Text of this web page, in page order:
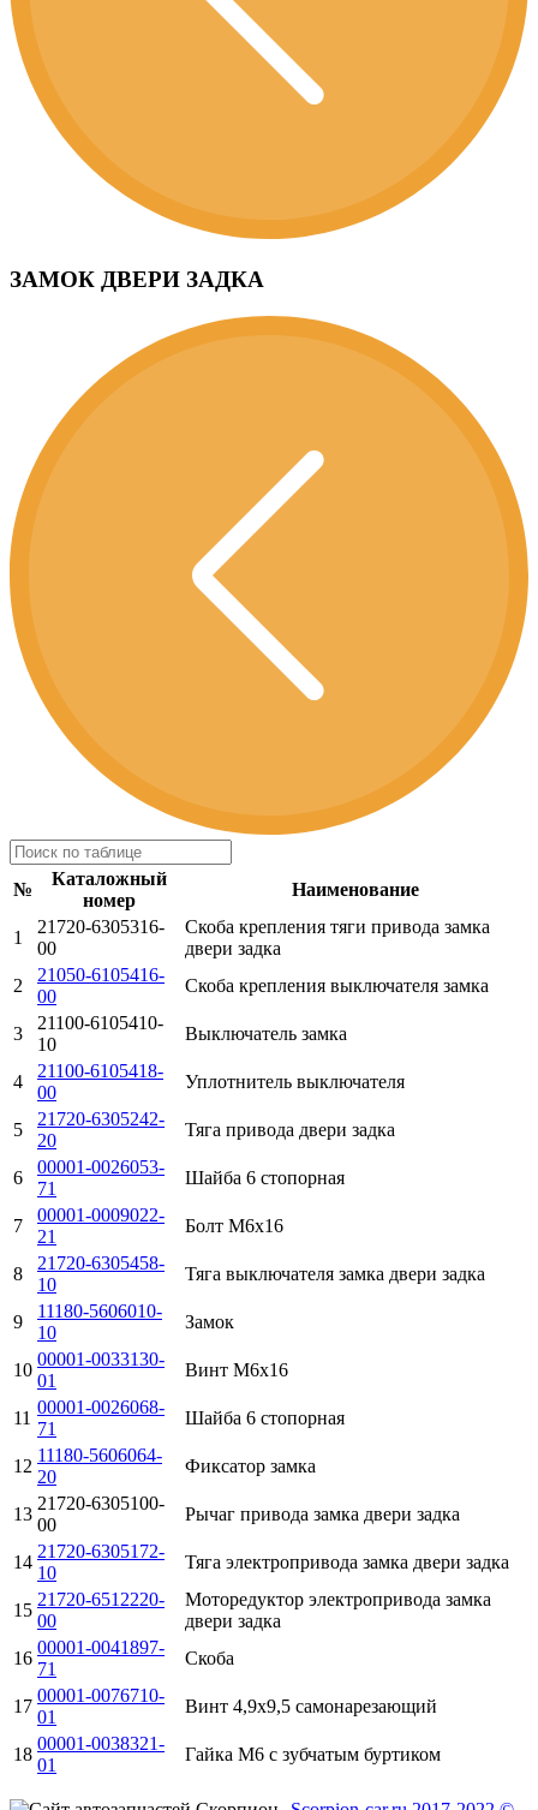
ЗАМОК ДВЕРИ ЗАДКА
№
Каталожный
номер
Наименование
1
21720-6305316-
00
Скоба крепления тяги привода замка
двери задка
2
21050-6105416-
00
Скоба крепления выключателя замка
3
21100-6105410-
10
Выключатель замка
4
21100-6105418-
00
Уплотнитель выключателя
5
21720-6305242-
20
Тяга привода двери задка
6
00001-0026053-
71
Шайба 6 стопорная
7
00001-0009022-
21
Болт М6х16
8
21720-6305458-
10
Тяга выключателя замка двери задка
9
11180-5606010-
10
Замок
10
00001-0033130-
01
Винт М6х16
11
00001-0026068-
71
Шайба 6 стопорная
12
11180-5606064-
20
Фиксатор замка
13
21720-6305100-
00
Рычаг привода замка двери задка
14
21720-6305172-
10
Тяга электропривода замка двери задка
15
21720-6512220-
00
Моторедуктор электропривода замка
двери задка
16
00001-0041897-
71
Скоба
17
00001-0076710-
01
Винт 4,9х9,5 самонарезающий
18
00001-0038321-
01
Гайка М6 с зубчатым буртиком